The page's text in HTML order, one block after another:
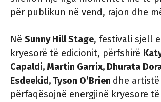
për publikun në vend, rajon dhe
Në Sunny Hill Stage, festivali sjell
kryesorë të edicionit, përfshirë
Capaldi, Martin Garrix, Dhurata
Esdeekid, Tyson O’Brien dhe
përfaqësojnë energjinë kryesore